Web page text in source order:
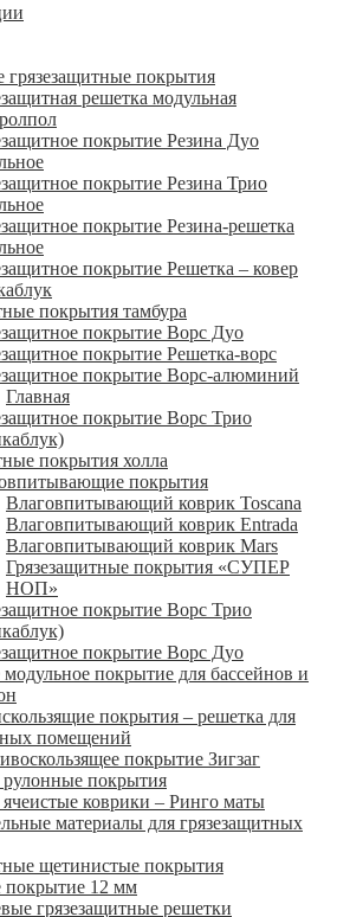
покрытия
решетка модульная
покрытие Резина Дуо
покрытие Резина Трио
покрытие Резина-решетка
покрытие Решетка – ковер
покрытия тамбура
покрытие Ворс Дуо
покрытие Решетка-ворс
покрытие Ворс-алюминий
Главная
покрытие Ворс Трио
покрытия холла
покрытия
Влаговпитывающий коврик Toscana
Влаговпитывающий коврик Entrada
Влаговпитывающий коврик Mars
Грязезащитные покрытия «СУПЕР
НОП»
покрытие Ворс Трио
покрытие Ворс Дуо
покрытие для бассейнов и
покрытия – решетка для
помещений
покрытие Зигзаг
покрытия
коврики – Ринго маты
материалы для грязезащитных
щетинистые покрытия
покрытие 12 мм
грязезащитные решетки